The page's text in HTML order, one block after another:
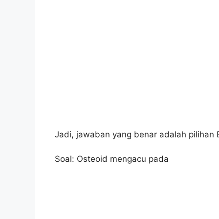
Jadi, jawaban yang benar adalah pilihan
Soal: Osteoid mengacu pada